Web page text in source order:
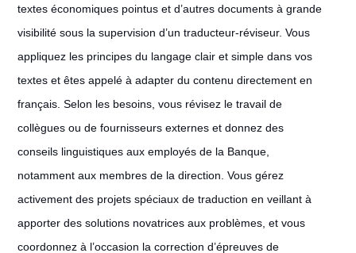
textes économiques pointus et d’autres documents à grande
visibilité sous la supervision d’un traducteur-réviseur. Vous
appliquez les principes du langage clair et simple dans vos
textes et êtes appelé à adapter du contenu directement en
français. Selon les besoins, vous révisez le travail de
collègues ou de fournisseurs externes et donnez des
conseils linguistiques aux employés de la Banque,
notamment aux membres de la direction. Vous gérez
activement des projets spéciaux de traduction en veillant à
apporter des solutions novatrices aux problèmes, et vous
coordonnez à l’occasion la correction d’épreuves de